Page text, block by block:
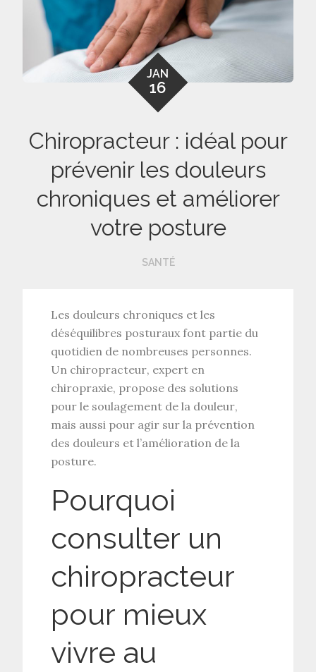
JAN
16
Chiropracteur : idéal pour
prévenir les douleurs
chroniques et améliorer
votre posture
SANTÉ
Les douleurs chroniques et les
déséquilibres posturaux font partie du
quotidien de nombreuses personnes.
Un chiropracteur, expert en
chiropraxie, propose des solutions
pour le soulagement de la douleur,
mais aussi pour agir sur la prévention
des douleurs et l’amélioration de la
posture.
Pourquoi
consulter un
chiropracteur
pour mieux
vivre au